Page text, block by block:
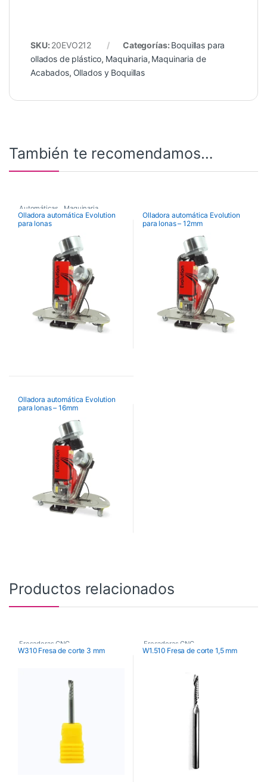
SKU: 20EVO212 Categorías: Boquillas para
ollados de plástico, Maquinaria, Maquinaria de
Acabados, Ollados y Boquillas
También te recomendamos…
Automáticas Maquinaria
Maquinaria de Acabados
Olladora automática Evolution
para lonas
Olladora automática Evolution
para lonas – 12mm
Olladora automática Evolution
para lonas – 16mm
Productos relacionados
Fresadoras CNC
W310 Fresa de corte 3 mm
Fresadoras CNC
W1.510 Fresa de corte 1,5 mm